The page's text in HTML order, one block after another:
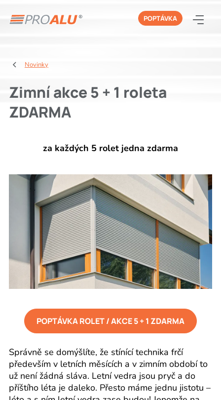
POPTÁVKA
Novinky
Zimní akce 5 + 1 roleta
ZDARMA
za každých 5 rolet jedna zdarma
POPTÁVKA ROLET / AKCE 5 + 1 ZDARMA
Správně se domýšlíte, že stínící technika frčí
především v letních měsících a v zimním období to
už není žádná sláva. Letní vedra jsou pryč a do
příštího léta je daleko. Přesto máme jednu jistotu –